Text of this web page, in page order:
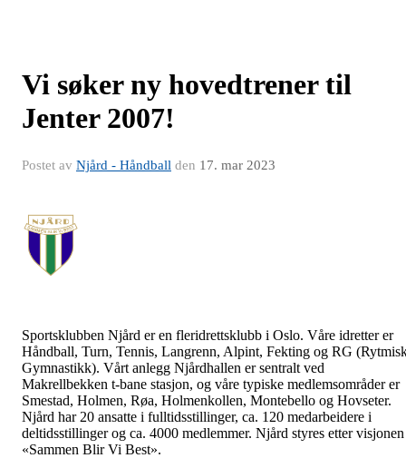
Vi søker ny hovedtrener til
Jenter 2007!
Postet av Njård - Håndball den 17. mar 2023
Sportsklubben Njård er en fleridrettsklubb i Oslo. Våre idretter er
Håndball, Turn, Tennis, Langrenn, Alpint, Fekting og RG
Gymnastikk). Vårt anlegg Njårdhallen er sentralt ved
Makrellbekken t-bane stasjon, og våre typiske medlemsområder er
Smestad, Holmen, Røa, Holmenkollen, Montebello og Hovseter.
Njård har 20 ansatte i fulltidsstillinger, ca. 120 medarbeidere i
deltidsstillinger og ca. 4000 medlemmer. Njård styres etter visjonen
«Sammen Blir Vi Best».